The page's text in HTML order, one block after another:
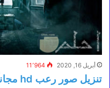
أبريل 16, 2020 11٬964
تنزيل صور رعب hd مجاناً صور مخيفة قوية جداً